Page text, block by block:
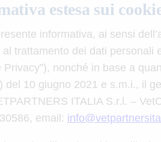
estesa sui
informativa, ai sensi
al trattamento dei dati personali
Privacy”), nonché in base a
del 10 giugno 2021 e s.m.i., il
ITALIA S.r.l. –
email: